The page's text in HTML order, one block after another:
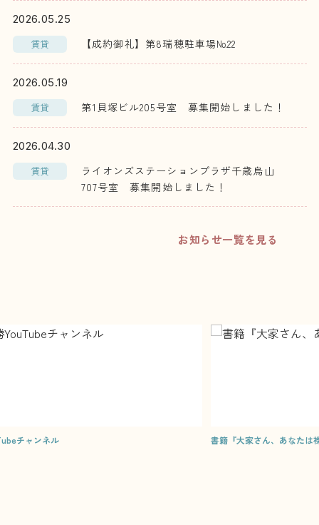
2026.05.25
賃貸
【成約御礼】第8瑞穂駐車場№22
2026.05.19
賃貸
第1貝塚ビル205号室 募集開始しました！
2026.04.30
賃貸
ライオンズステーションプラザ千歳烏山
707号室 募集開始しました！
お知らせ一覧を見る
ンネル 書籍『大家さん、あなたは裸の王